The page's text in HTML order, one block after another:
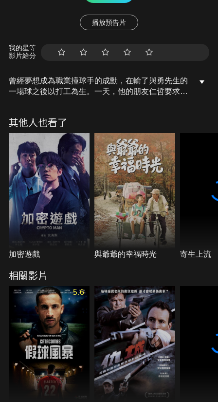
播放預告片
我的星等
影片給分
曾經夢想成為職業撞球手的成勳，在輸了與勇先生的
一場球之後以打工為生。一天，他的朋友仁哲要求組
嫻熟的打法，但很快就注意到成勳對他昔日搭檔徐京
的感情。她決定與成勳的宿敵金先生合作來報復成
勳。生命危在旦夕，成勳準備迎接最後一場賭局。
其他人也看了
加密遊戲 與爺爺的幸福時光 寄生上流
相關影片
5.6